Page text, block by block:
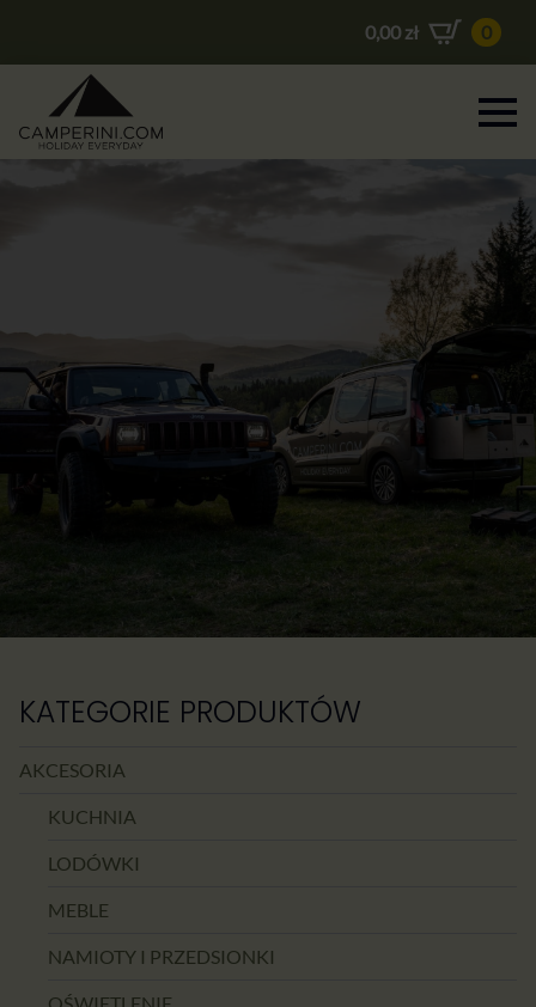
0,00 zł 0
KATEGORIE PRODUKTÓW
AKCESORIA
KUCHNIA
LODÓWKI
MEBLE
NAMIOTY I PRZEDSIONKI